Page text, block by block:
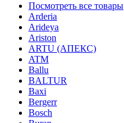
Посмотреть все товары
Arderia
Arideya
Ariston
ARTU (АПЕКС)
ATM
Ballu
BALTUR
Baxi
Bergerr
Bosch